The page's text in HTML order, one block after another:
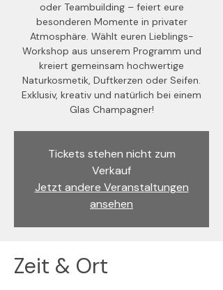
oder Teambuilding – feiert eure
besonderen Momente in privater
Atmosphäre. Wählt euren Lieblings-
Workshop aus unserem Programm und
kreiert gemeinsam hochwertige
Naturkosmetik, Duftkerzen oder Seifen.
Exklusiv, kreativ und natürlich bei einem
Glas Champagner!
Tickets stehen nicht zum
Verkauf
Jetzt andere Veranstaltungen
ansehen
Zeit & Ort